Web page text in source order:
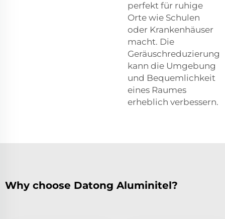
perfekt für ruhige
Orte wie Schulen
oder Krankenhäuser
macht. Die
Geräuschreduzierung
kann die Umgebung
und Bequemlichkeit
eines Raumes
erheblich verbessern.
Why choose Datong Aluminitel?